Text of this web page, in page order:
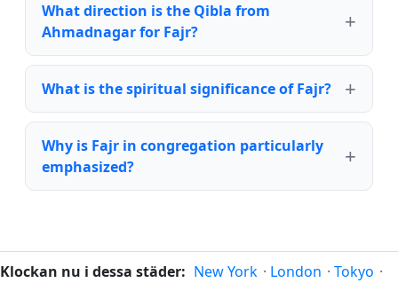
What direction is the Qibla from
Ahmadnagar for Fajr?
What is the spiritual significance of Fajr?
Why is Fajr in congregation particularly
emphasized?
Klockan nu i dessa städer: New York · London · Tokyo ·